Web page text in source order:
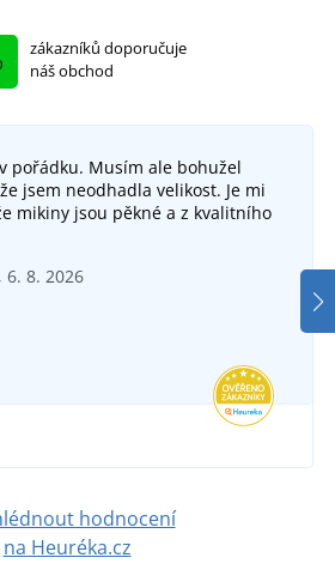
zákazníků doporučuje
náš obchod
pořádku. Musím ale bohužel
jsem neodhadla velikost. Je mi
mikiny jsou pěkné a z kvalitního
6. 8. 2026
hodnocení
na Heuréka.cz